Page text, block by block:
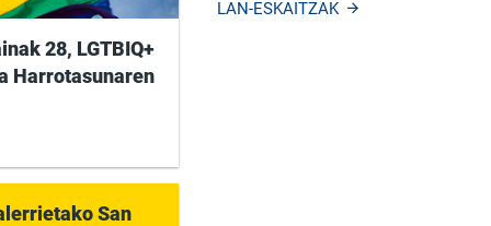
28, LGTBIQ+
Harrotasunaren
San
LAN-ESKAITZAK